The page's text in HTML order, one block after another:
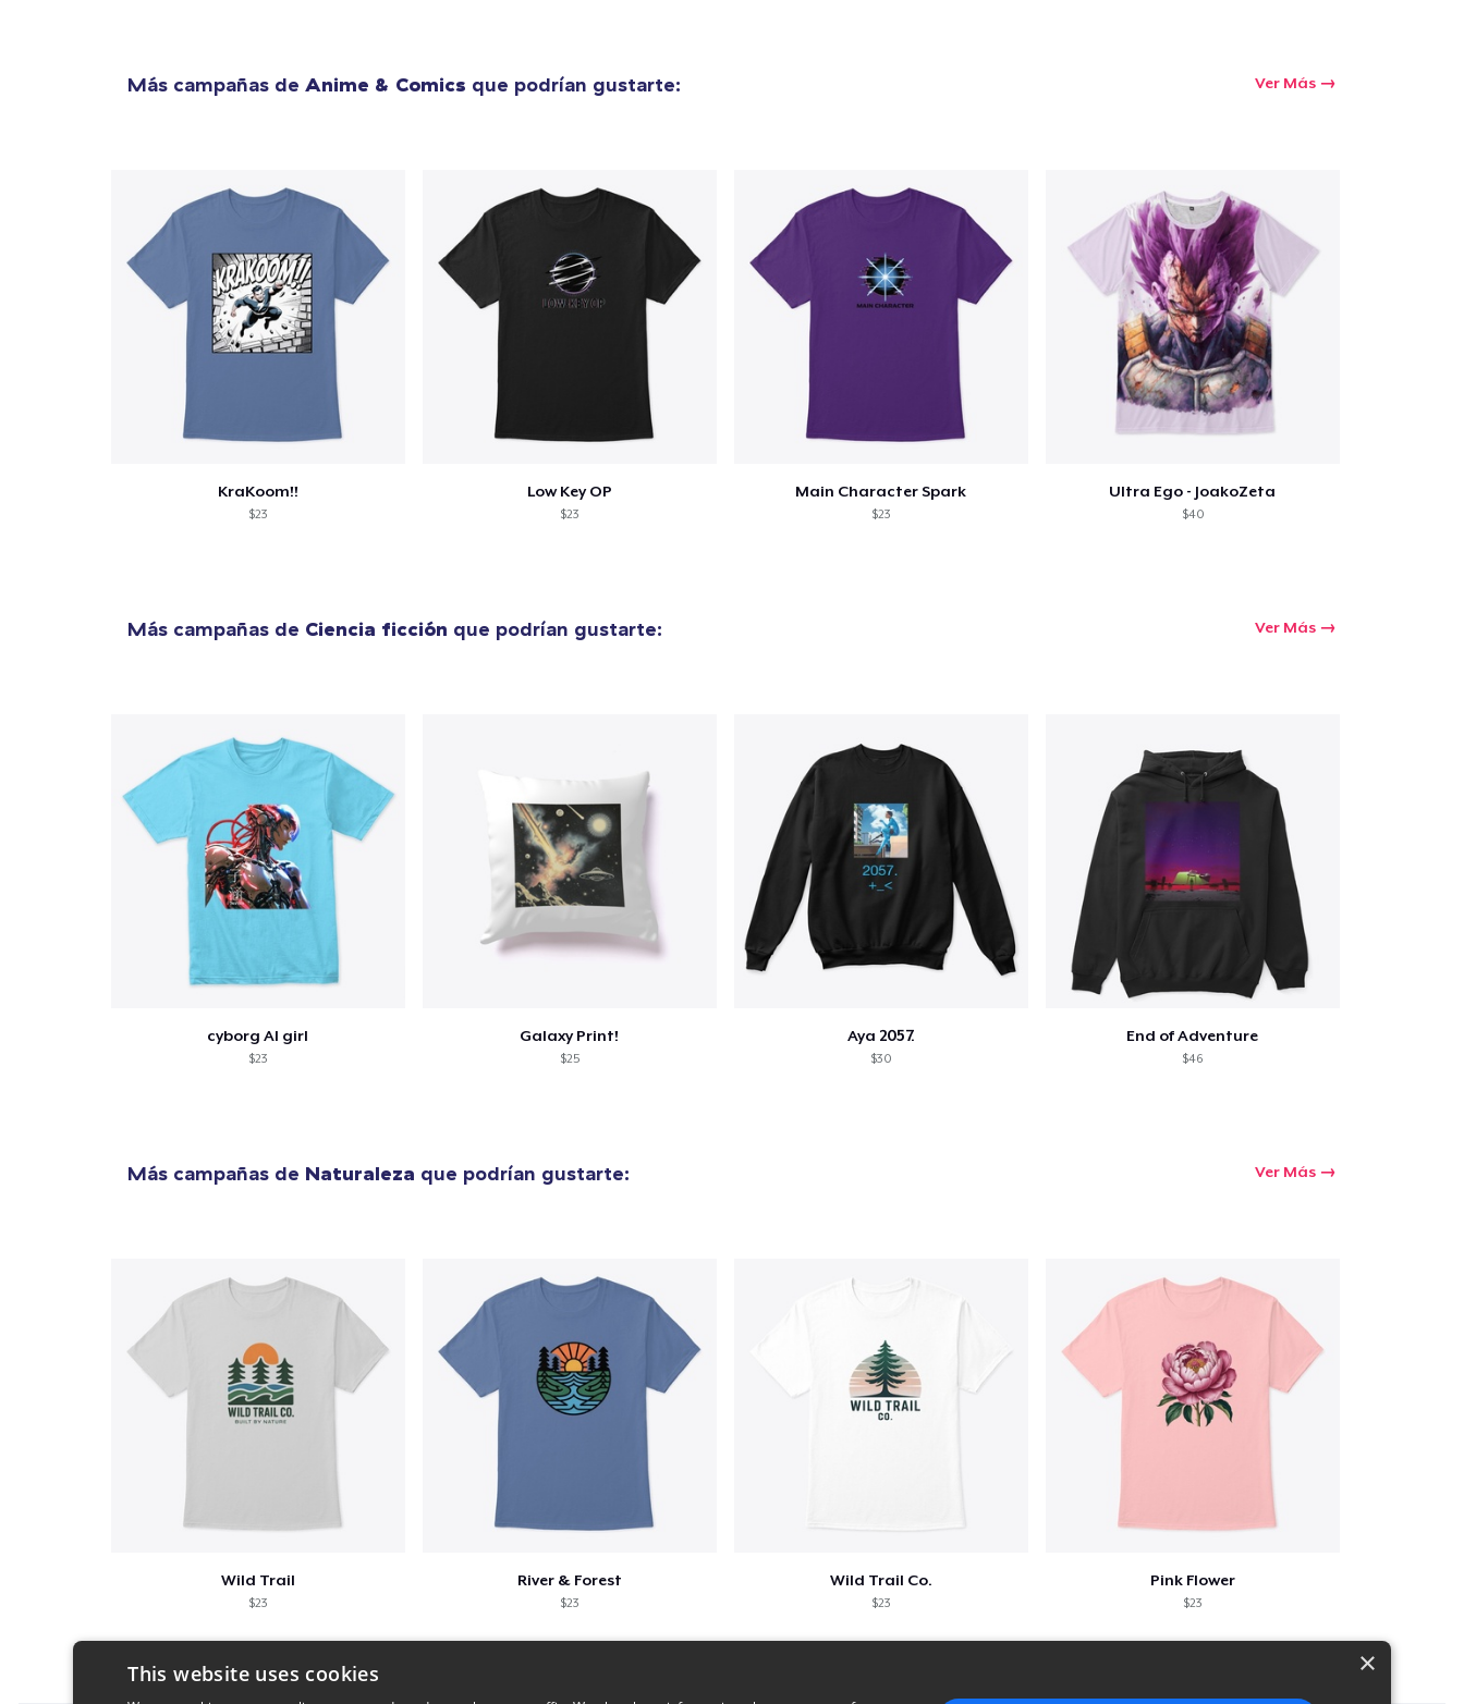
Más campañas de Anime & Comics que podrían gustarte: Ver Más
KraKoom!!
$23
Low Key OP
$23
Main Character Spark
$23
Ultra Ego - JoakoZeta
$40
Más campañas de Ciencia ficción que podrían gustarte: Ver Más
cyborg AI girl
$23
Galaxy Print!
$25
Aya 2057.
$30
End of Adventure
$46
Más campañas de Naturaleza que podrían gustarte: Ver Más
Wild Trail
$23
River & Forest
$23
Wild Trail Co.
$23
Pink Flower
$23
×
This website uses cookies